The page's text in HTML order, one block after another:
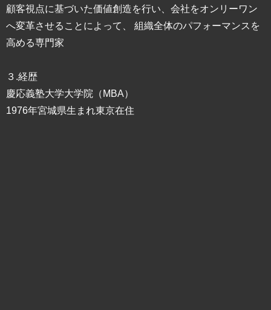
顧客視点に基づいた価値創造を行い、会社をオンリーワン
へ変革させることによって、 組織全体のパフォーマンスを
高める専門家
３.経歴
慶応義塾大学大学院（MBA）
1976年宮城県生まれ東京在住